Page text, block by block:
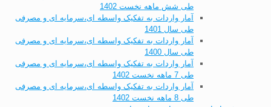
طی شش ماهه نخست 1402
آمار واردات به تفکیک واسطه ای،سرمایه ای و مصرفی
طی سال 1401
آمار واردات به تفکیک واسطه ای،سرمایه ای و مصرفی
طی سال 1400
آمار واردات به تفکیک واسطه ای،سرمایه ای و مصرفی
طی 7 ماهه نخست 1402
آمار واردات به تفکیک واسطه ای،سرمایه ای و مصرفی
طی 8 ماهه نخست 1402